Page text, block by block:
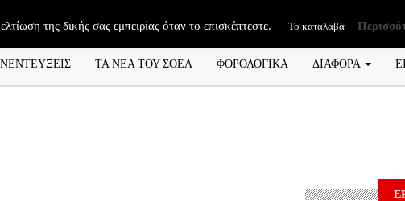
ΤΑ ΝΕΑ ΤΟΥ ΣΟΕΛ ΦΟΡΟΛΟΓΙΚΑ ΔΙΑΦΟΡΑ
της δικής σας εμπειρίας όταν το επισκέπτεστε. Το κατάλαβα